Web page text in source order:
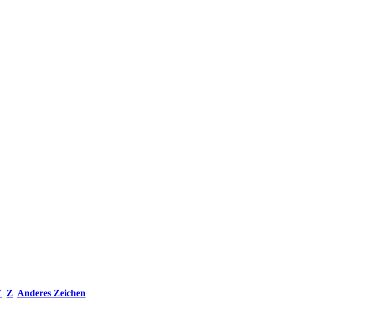
Z Anderes Zeichen